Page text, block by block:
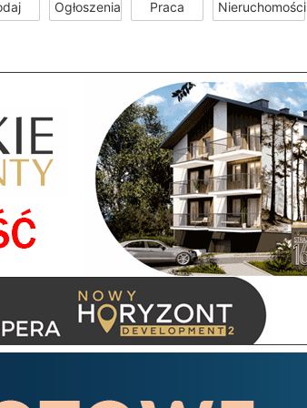
Ogłoszenia Praca Nieruchomości